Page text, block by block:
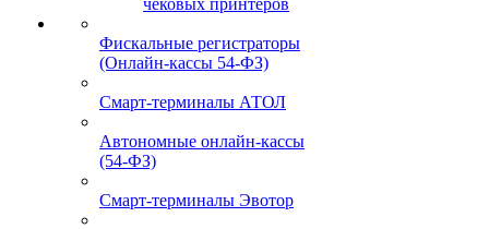
чековых принтеров
Фискальные регистраторы
(Онлайн-кассы 54-ФЗ)
Смарт-терминалы АТОЛ
Автономные онлайн-кассы
(54-ФЗ)
Смарт-терминалы Эвотор